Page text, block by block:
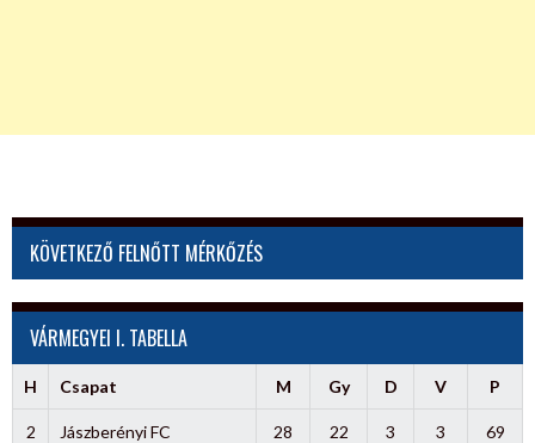
KÖVETKEZŐ FELNŐTT MÉRKŐZÉS
VÁRMEGYEI I. TABELLA
H Csapat M Gy D V P
2 Jászberényi FC 28 22 3 3 69